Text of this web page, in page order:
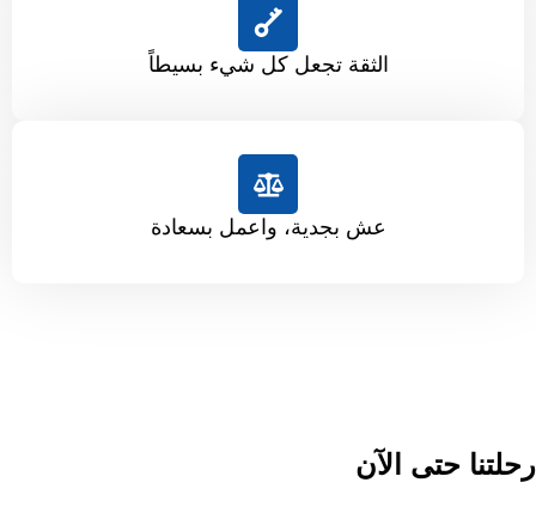
الثقة تجعل كل شيء بسيطاً
عش بجدية، واعمل بسعادة
رحلتنا حتى الآن